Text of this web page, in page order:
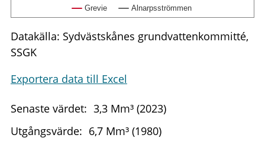
Grevie Alnarpsströmmen
Datakälla: Sydvästskånes grundvattenkommitté,
SSGK
Exportera data till Excel
Senaste värdet: 3,3 Mm³ (2023)
Utgångsvärde: 6,7 Mm³ (1980)